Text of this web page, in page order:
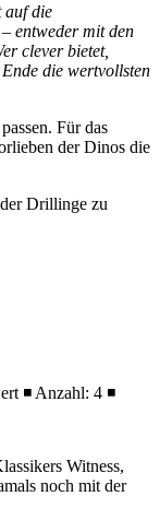
auf die
entweder mit den
clever bietet,
die wertvollsten
Für das
der Dinos die
Drillinge zu
◾ Anzahl: 4 ◾
Witness,
noch mit der